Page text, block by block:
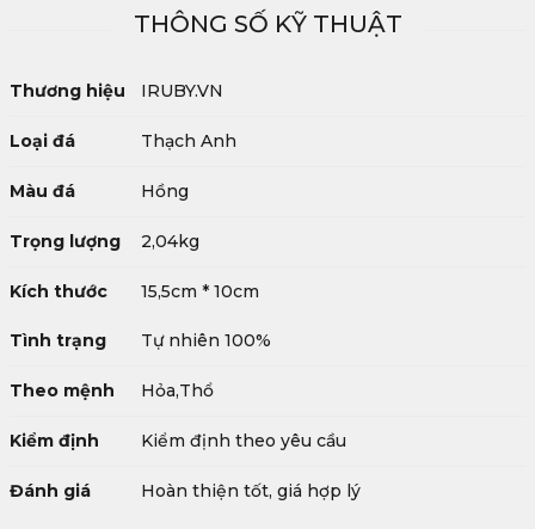
THÔNG SỐ KỸ THUẬT
Thương hiệu IRUBY.VN
Loại đá Thạch Anh
Màu đá Hồng
Trọng lượng 2,04kg
Kích thước 15,5cm * 10cm
Tình trạng Tự nhiên 100%
Theo mệnh Hỏa,Thổ
Kiểm định Kiểm định theo yêu cầu
Đánh giá Hoàn thiện tốt, giá hợp lý